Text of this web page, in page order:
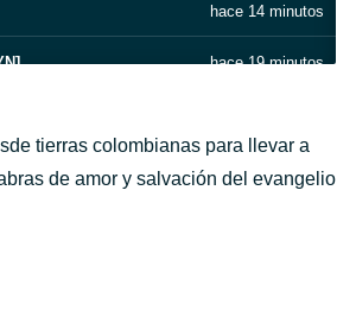
hace 14 minutos
hace 19 minutos
tierras colombianas para llevar a
de amor y salvación del evangelio